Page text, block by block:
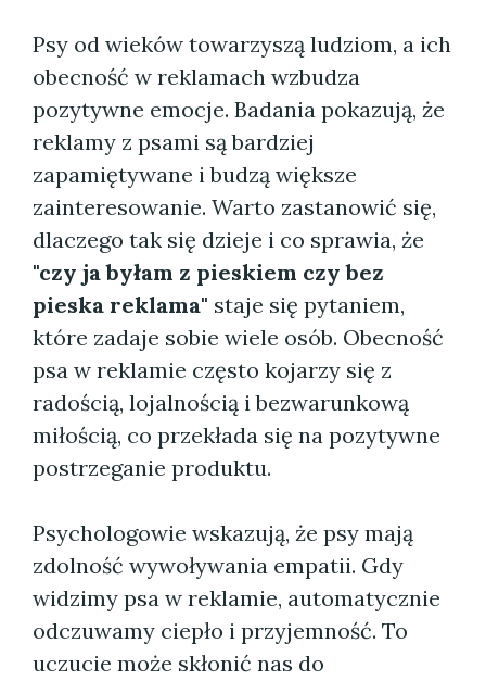
Psy od wieków towarzyszą ludziom, a ich
obecność w reklamach wzbudza
pozytywne emocje. Badania pokazują, że
reklamy z psami są bardziej
zapamiętywane i budzą większe
zainteresowanie. Warto zastanowić się,
dlaczego tak się dzieje i co sprawia, że
"czy ja byłam z pieskiem czy bez
pieska reklama" staje się pytaniem,
które zadaje sobie wiele osób. Obecność
psa w reklamie często kojarzy się z
radością, lojalnością i bezwarunkową
miłością, co przekłada się na pozytywne
postrzeganie produktu.
Psychologowie wskazują, że psy mają
zdolność wywoływania empatii. Gdy
widzimy psa w reklamie, automatycznie
odczuwamy ciepło i przyjemność. To
uczucie może skłonić nas do